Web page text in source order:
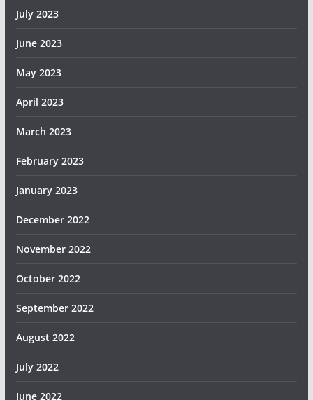
July 2023
June 2023
May 2023
April 2023
March 2023
February 2023
January 2023
December 2022
November 2022
October 2022
September 2022
August 2022
July 2022
June 2022